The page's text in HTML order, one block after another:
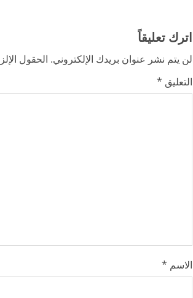
R
e
a
اترك تعليقاً
لن يتم نشر عنوان بريدك الإلكتروني. الحقول
التعليق *
الاسم *